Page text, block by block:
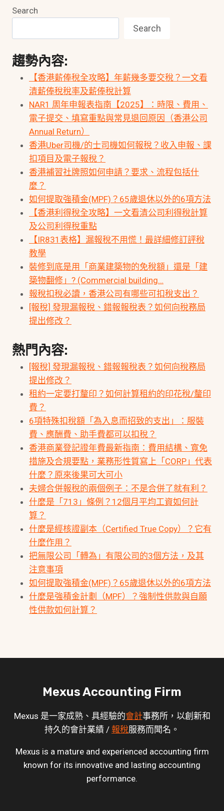
Search
Search
趨勢內容:
【香港薪俸稅全攻略】年薪幾多要交稅？一文看
清薪俸稅稅率及薪俸稅計算
NAR1 周年申報表指南【2025】：時限、費用、
電子提交、填寫重點與常見退回原因（香港公司
Annual Return）
香港Uber司機/的士司機如何報稅？收入申報、課
扣項目及電子報稅？
香港補習社牌照如何申請？要求、流程包括什
麼？
如何提取強積金(MPF)？65歲退休以外的6項方法
【香港利得稅全攻略】一文看清公司利得稅計算
及公司利得稅重點
【IR831表格】漏報稅不用慌！最詳細修訂評稅
教學
裝修到底是用「商業建築物的免稅額」還是「建
築物翻修」? (Commercial building…
報稅扣稅必讀，香港公司有哪些可扣稅支出？
[報稅] 發現漏報稅、錯報報稅表？如何向稅務局
提出修改？
熱門內容:
[報稅] 發現漏報稅、錯報報稅表？如何向稅務局
提出修改？
租約一定要打釐印？如何計算租約的印花稅/釐印
費？
6項特殊扣稅額「為入息而招致的支出」：服裝
費、應酬費、助手費都可以扣稅？
香港商業登記證年費最新指南：費用結構、寬免
措施及合規要點，業務形性質寫上「CORP」代表
什麼？原來後果可大可小
夫婦合併報稅的兩個例子：不是合併了就有利？
什麼是「713」條例？12個月平均工資如何計
算？
什麼是經核證副本（Certified True Copy）？它有
什麼作用？
把無限公司「轉為」有限公司的3個方法，及其
注意事項
如何提取強積金(MPF)？65歲退休以外的6項方法
什麼是強積金計劃（MPF）？強制性供款與自願
性供款如何計算？
Mexus Accounting Firm
Mexus 是一家成熟、具經驗的會計事務所，以創新和
持久的會計業績 / 報稅服務而聞名。
Mexus is a mature and experienced accounting firm
known for its innovative and lasting accounting
performance.